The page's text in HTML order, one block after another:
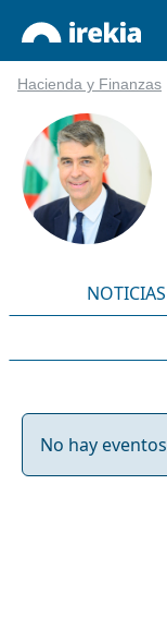
Hacienda y Finanzas
NOTICIAS
No hay eventos